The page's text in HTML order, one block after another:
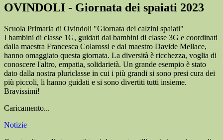
OVINDOLI - Giornata dei spaiati 2023
Scuola Primaria di Ovindoli "Giornata dei calzini spaiati"
I bambini di classe 1G, guidati dai bambini di classe 3G e coordinati
dalla maestra Francesca Colarossi e dal maestro Davide Mellace,
hanno omaggiato questa giornata. La diversità è ricchezza, voglia di
conoscere l'altro, empatia, solidarietà. Un grande esempio è stato
dato dalla nostra pluriclasse in cui i più grandi si sono presi cura dei
più piccoli, li hanno guidati e si sono divertiti tutti insieme.
Bravissimi!
Caricamento...
Notizie